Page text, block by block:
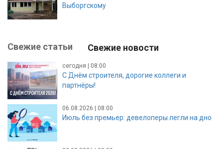
Выборгскому
Свежие статьи Свежие новости
сегодня | 08:00
С Днём строителя, дорогие коллеги и
партнёры!
06.08.2026 | 08:00
Июль без премьер: девелоперы легли на дно